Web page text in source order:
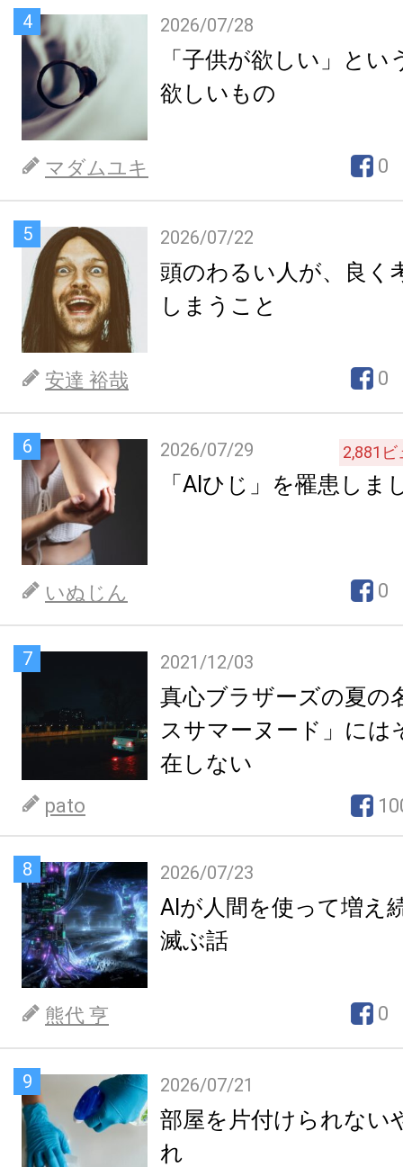
4 2026/07/28
「子供が欲しい」とい
欲しいもの
マダムユキ 0
5 2026/07/22
頭のわるい人が、良く
しまうこと
安達 裕哉 0
6 2026/07/29 2,881 ビ
「AIひじ」を罹患しま
いぬじん 0
7 2021/12/03
真心ブラザーズの夏の
スサマーヌード」には
在しない
pato
8 2026/07/23
AIが人間を使って増え
滅ぶ話
熊代 亨 0
9 2026/07/21
部屋を片付けられない
れ